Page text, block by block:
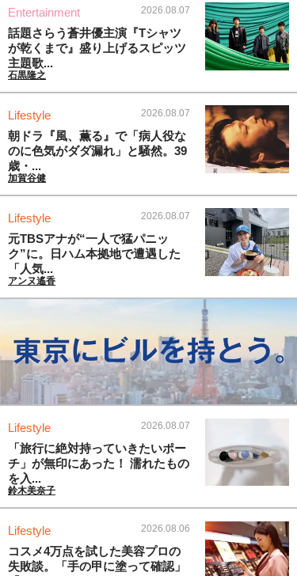
Entertainment 2026.08.07
話題さらう蒼井優主演『Tシャツ
が乾くまで』盛り上げるスピッツ
主題歌...
石黒隆之
Lifestyle 2026.08.07
朝ドラ『風、薫る』で「病人役な
のに色気がダダ漏れ」と騒然。39
歳・...
加賀谷健
Lifestyle 2026.08.07
元TBSアナが“一人で猛パニッ
ク”に。日ハム本拠地で遭遇した
「人気...
アンヌ遙香
Lifestyle 2026.08.07
「旅行に絶対持っていきたいポー
チ」が無印にあった！ 濡れたもの
を入...
鈴木美奈子
Lifestyle 2026.08.06
コスメ4万点を試した美容プロの
失敗談。「手の甲に塗って確認」